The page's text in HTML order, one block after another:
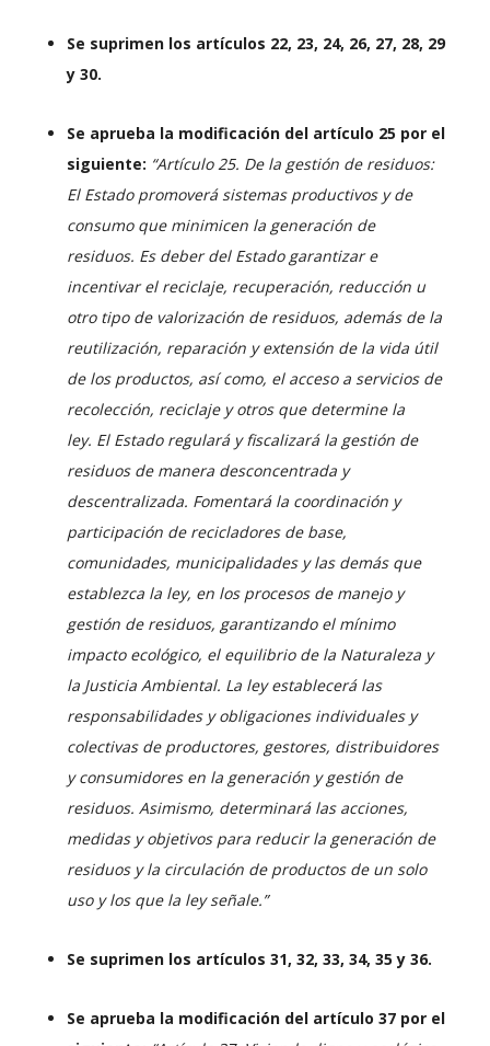
Se suprimen los artículos 22, 23, 24, 26, 27, 28, 29
y 30.
Se aprueba la modificación del artículo 25 por el
siguiente: “Artículo 25. De la gestión de residuos:
El Estado promoverá sistemas productivos y de
consumo que minimicen la generación de
residuos. Es deber del Estado garantizar e
incentivar el reciclaje, recuperación, reducción u
otro tipo de valorización de residuos, además de la
reutilización, reparación y extensión de la vida útil
de los productos, así como, el acceso a servicios de
recolección, reciclaje y otros que determine la
ley. El Estado regulará y fiscalizará la gestión de
residuos de manera desconcentrada y
descentralizada. Fomentará la coordinación y
participación de recicladores de base,
comunidades, municipalidades y las demás que
establezca la ley, en los procesos de manejo y
gestión de residuos, garantizando el mínimo
impacto ecológico, el equilibrio de la Naturaleza y
la Justicia Ambiental. La ley establecerá las
responsabilidades y obligaciones individuales y
colectivas de productores, gestores, distribuidores
y consumidores en la generación y gestión de
residuos. Asimismo, determinará las acciones,
medidas y objetivos para reducir la generación de
residuos y la circulación de productos de un solo
uso y los que la ley señale.”
Se suprimen los artículos 31, 32, 33, 34, 35 y 36.
Se aprueba la modificación del artículo 37 por el